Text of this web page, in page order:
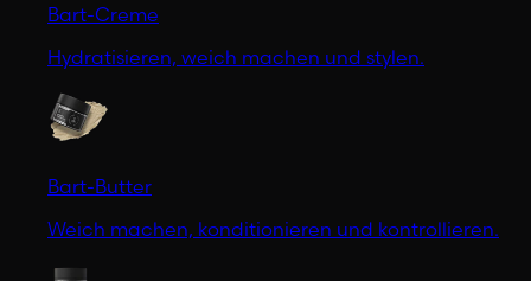
Bart-Creme
Hydratisieren, weich machen und stylen.
Bart-Butter
Weich machen, konditionieren und kontrollieren.